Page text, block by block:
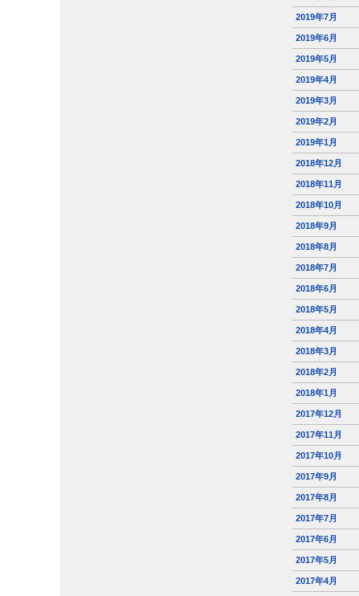
2019年7月
2019年6月
2019年5月
2019年4月
2019年3月
2019年2月
2019年1月
2018年12月
2018年11月
2018年10月
2018年9月
2018年8月
2018年7月
2018年6月
2018年5月
2018年4月
2018年3月
2018年2月
2018年1月
2017年12月
2017年11月
2017年10月
2017年9月
2017年8月
2017年7月
2017年6月
2017年5月
2017年4月